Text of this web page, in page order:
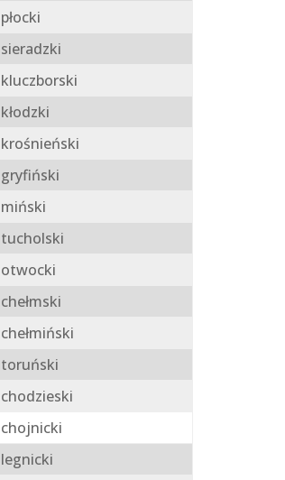
płocki
sieradzki
kluczborski
kłodzki
krośnieński
gryfiński
miński
tucholski
otwocki
chełmski
chełmiński
toruński
chodzieski
chojnicki
legnicki